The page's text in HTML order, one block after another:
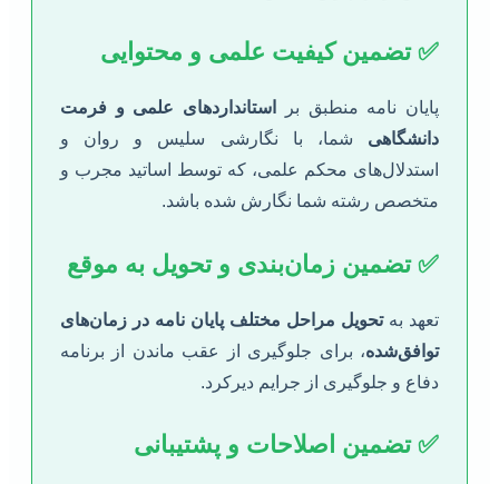
✅ تضمین کیفیت علمی و محتوایی
پایان نامه منطبق بر
استانداردهای علمی و فرمت
دانشگاهی شما، با نگارشی سلیس و روان و
استدلال‌های محکم علمی، که توسط اساتید مجرب و
متخصص رشته شما نگارش شده باشد.
✅ تضمین زمان‌بندی و تحویل به موقع
تعهد بهتحویل مراحل مختلف پایان نامه در زمان‌های
توافق‌شده، برای جلوگیری از عقب ماندن از برنامه
دفاع و جلوگیری از جرایم دیرکرد.
✅ تضمین اصلاحات و پشتیبانی